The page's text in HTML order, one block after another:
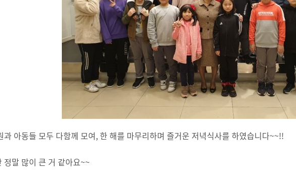
과 아동들 모두 다함께 모여, 한 해를 마무리하며 즐거운 저녁식사를 하였습니다~~!!
말 많이 큰 거 같아요~~